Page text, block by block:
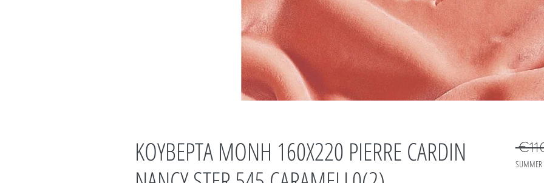
ΚΟΥΒΕΡΤΑ ΜΟΝΗ 160X220 PIERRE CARDIN
SUMMER